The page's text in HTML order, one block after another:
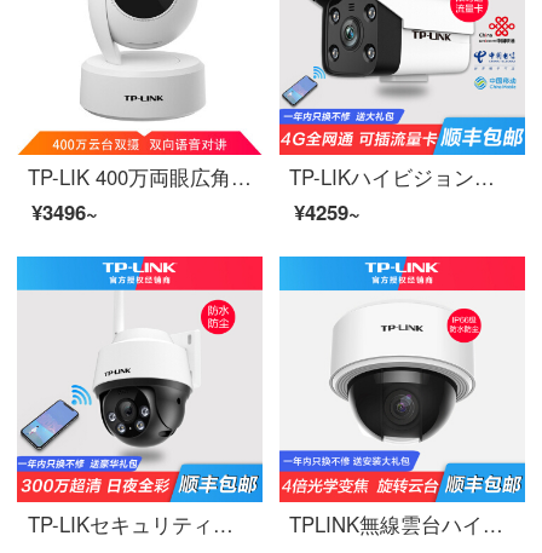
TP-LIK 400万両眼広角ズームカメラTL-PC44 AN両眼ズームバージョン+128 Gビデオ監視専用カード
¥3496~
TP-LIKハイビジョン無線監視カメラ直挿しsim携帯カード4 G全網通家庭用ネットワーク不要屋外携帯電話遠隔監視カメラ防水防塵【400万4 G全網通カメラ】時間限定で1 GB流量32 GBをプレゼントします。
¥4259~
TP-LIKセキュリティハイビジョン無線監視カメラ室外ボールマシン家庭用携帯電話wifi長距離防水防塵赤外線夜間テレビ360度パノラマ回転雲台300万知能フルカラー【標準MINIモデル】32 G
TPLINK無線雲台ハイビジョン監視カメラ4倍ズーム家庭用携帯電話遠隔制御モニタ音声対話家庭室内外防水防犯カメラヘッドTL-PC 62 TZ【1080 p】4倍光学ズーム版64 G